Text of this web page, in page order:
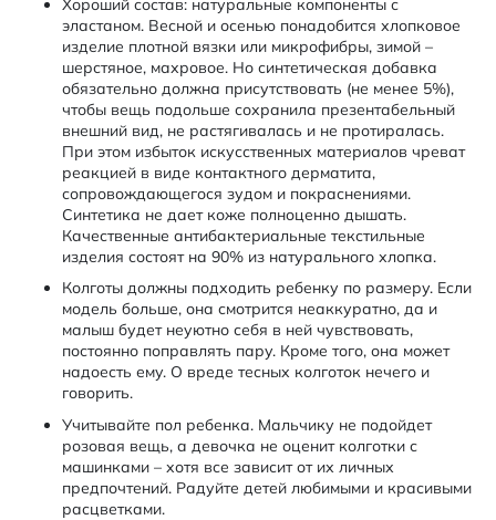
эластаном. Весной и осенью понадобится хлопковое
изделие плотной вязки или микрофибры, зимой –
шерстяное, махровое. Но синтетическая добавка
обязательно должна присутствовать (не менее 5%),
чтобы вещь подольше сохранила презентабельный
внешний вид, не растягивалась и не протиралась.
При этом избыток искусственных материалов чреват
реакцией в виде контактного дерматита,
сопровождающегося зудом и покраснениями.
Синтетика не дает коже полноценно дышать.
Качественные антибактериальные текстильные
изделия состоят на 90% из натурального хлопка.
Колготы должны подходить ребенку по размеру. Если
модель больше, она смотрится неаккуратно, да и
малыш будет неуютно себя в ней чувствовать,
постоянно поправлять пару. Кроме того, она может
надоесть ему. О вреде тесных колготок нечего и
говорить.
Учитывайте пол ребенка. Мальчику не подойдет
розовая вещь, а девочка не оценит колготки с
машинками – хотя все зависит от их личных
предпочтений. Радуйте детей любимыми и красивыми
расцветками.